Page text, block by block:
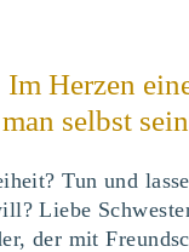
Herzen
selbst sein
Tun und
Liebe
der mit